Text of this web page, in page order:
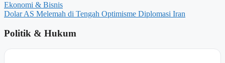
Ekonomi & Bisnis
Dolar AS Melemah di Tengah Optimisme Diplomasi Iran
Politik & Hukum